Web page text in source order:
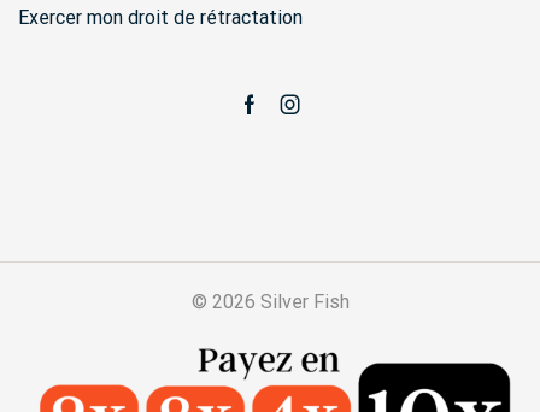
Exercer mon droit de rétractation
FacebookInstagram
© 2026 Silver Fish